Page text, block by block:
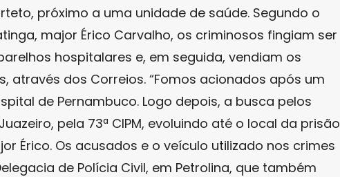
próximo a uma unidade de saúde. Segundo o
major Érico Carvalho, os criminosos fingiam ser
hospitalares e, em seguida, vendiam os
através dos Correios. “Fomos acionados após um
de Pernambuco. Logo depois, a busca pelos
pela 73ª CIPM, evoluindo até o local da prisão
Érico. Os acusados e o veículo utilizado nos crimes
de Polícia Civil, em Petrolina, que também